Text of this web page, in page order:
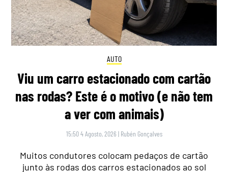
AUTO
Viu um carro estacionado com cartão
nas rodas? Este é o motivo (e não tem
a ver com animais)
15:50 4 Agosto, 2026 | Rubén Gonçalves
Muitos condutores colocam pedaços de cartão
junto às rodas dos carros estacionados ao sol